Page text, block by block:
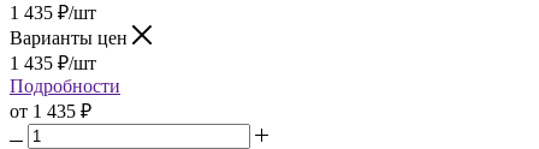
1 435 ₽/шт
Варианты цен
1 435 ₽/шт
Подробности
от 1 435 ₽